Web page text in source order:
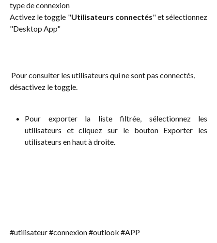
type de connexion
Activez le toggle "Utilisateurs connectés" et sélectionnez
"Desktop App"
désactivez le toggle.
Pour exporter la liste filtrée, sélectionnez les
utilisateurs et cliquez sur le bouton Exporter les
utilisateurs en haut à droite.
#utilisateur #connexion #outlook #APP